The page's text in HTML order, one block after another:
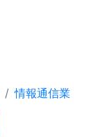
情報通信業